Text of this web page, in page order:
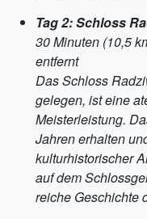
Tag 2: Schloss
30 Minuten (10,5
entfernt
Das Schloss
gelegen, ist eine
Meisterleistung.
Jahren erhalten
kulturhistorischer
auf dem
reiche Geschichte